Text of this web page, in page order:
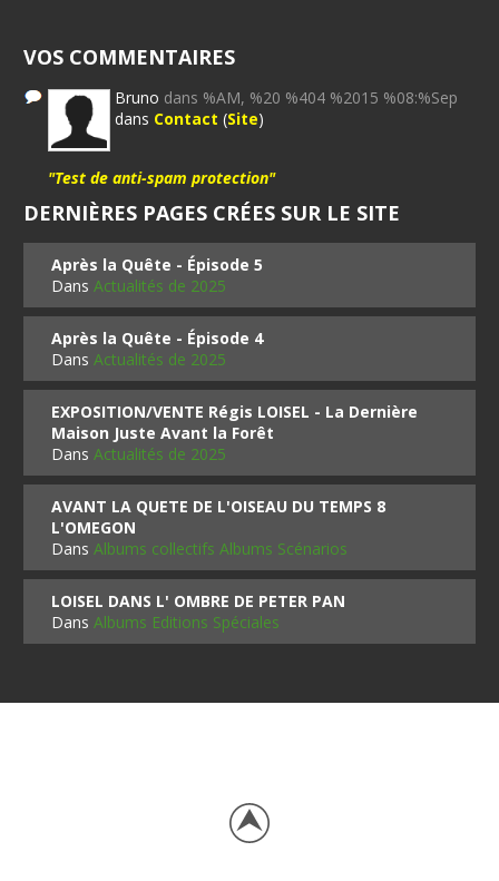
VOS COMMENTAIRES
Bruno dans %AM, %20 %404 %2015 %08:%Sep
dans Contact (Site)
"Test de anti-spam protection"
DERNIÈRES PAGES CRÉES SUR LE SITE
Après la Quête - Épisode 5
DansActualités de 2025
Après la Quête - Épisode 4
DansActualités de 2025
EXPOSITION/VENTE Régis LOISEL - La Dernière
Maison Juste Avant la Forêt
DansActualités de 2025
AVANT LA QUETE DE L'OISEAU DU TEMPS 8
L'OMEGON
DansAlbums collectifs Albums Scénarios
LOISEL DANS L' OMBRE DE PETER PAN
DansAlbums Editions Spéciales